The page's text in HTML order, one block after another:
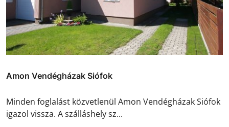
Amon Vendégházak Siófok
Minden foglalást közvetlenül Amon Vendégházak Siófok
igazol vissza. A szálláshely sz...